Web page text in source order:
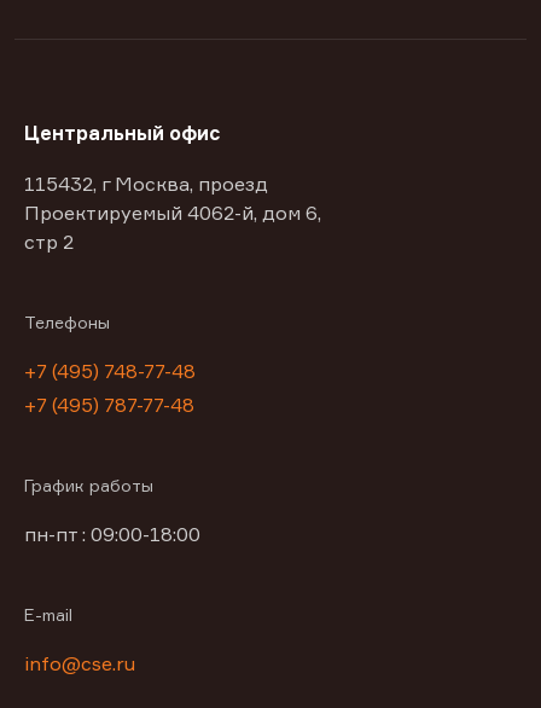
Центральный офис
115432, г Москва, проезд
Проектируемый 4062-й, дом 6,
стр 2
Телефоны
+7 (495) 748-77-48
+7 (495) 787-77-48
График работы
пн-пт : 09:00-18:00
E-mail
info@cse.ru